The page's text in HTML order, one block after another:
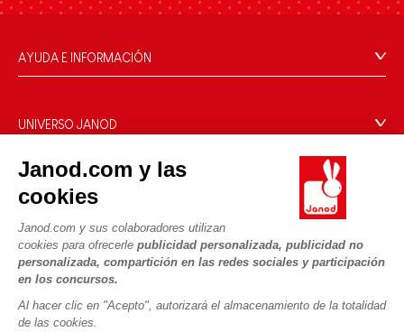
Janod.com y las
cookies
Janod.com y sus colaboradores utilizan
cookies para ofrecerle publicidad personalizada, publicidad no
personalizada, compartición en las redes sociales y participación
en los concursos.
Al hacer clic en "Acepto", autorizará el almacenamiento de la totalidad
de las cookies.
AYUDA E INFORMACIÓN
Preguntas más frecuentes
Tiendas
Retirada de productos
Datos personales
Cookies
Condiciones de las ofertas
Condiciones de uso #YesJanod
UNIVERSO JANOD
¿Qué es FSC®?
NUESTROS SERVICIOS
Pago seguro
Métodos de envío
Vídeos
Reglas del juego y manuales
PROFESIONAL
SÍGUENOS